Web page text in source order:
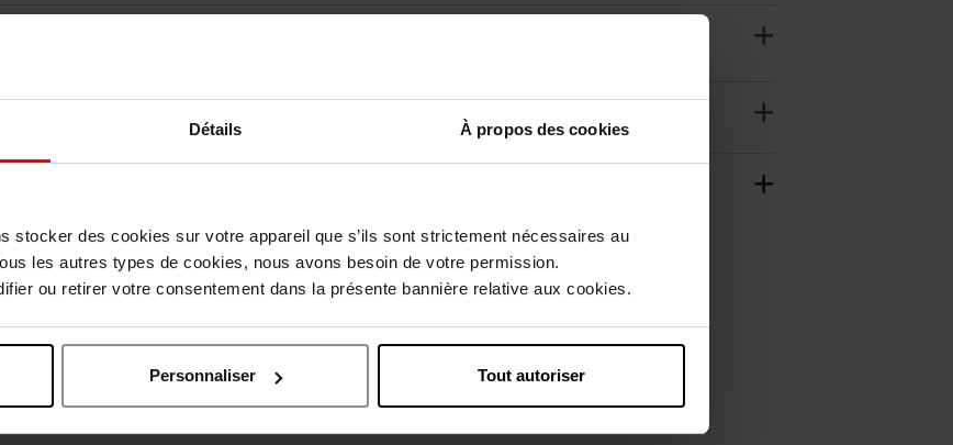
Détails À propos des cookies
stocker des cookies sur votre appareil que s’ils sont strictement nécessaires au
les autres types de cookies, nous avons besoin de votre permission.
ou retirer votre consentement dans la présente bannière relative aux cookies.
Personnaliser Tout autoriser
Vous aimerez peut-être